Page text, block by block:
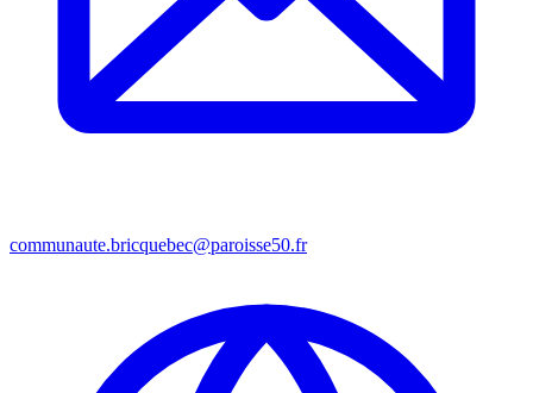
communaute.bricquebec@paroisse50.fr